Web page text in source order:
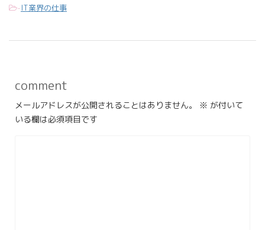
-IT業界の仕事
comment
メールアドレスが公開されることはありません。 ※ が付いて
いる欄は必須項目です